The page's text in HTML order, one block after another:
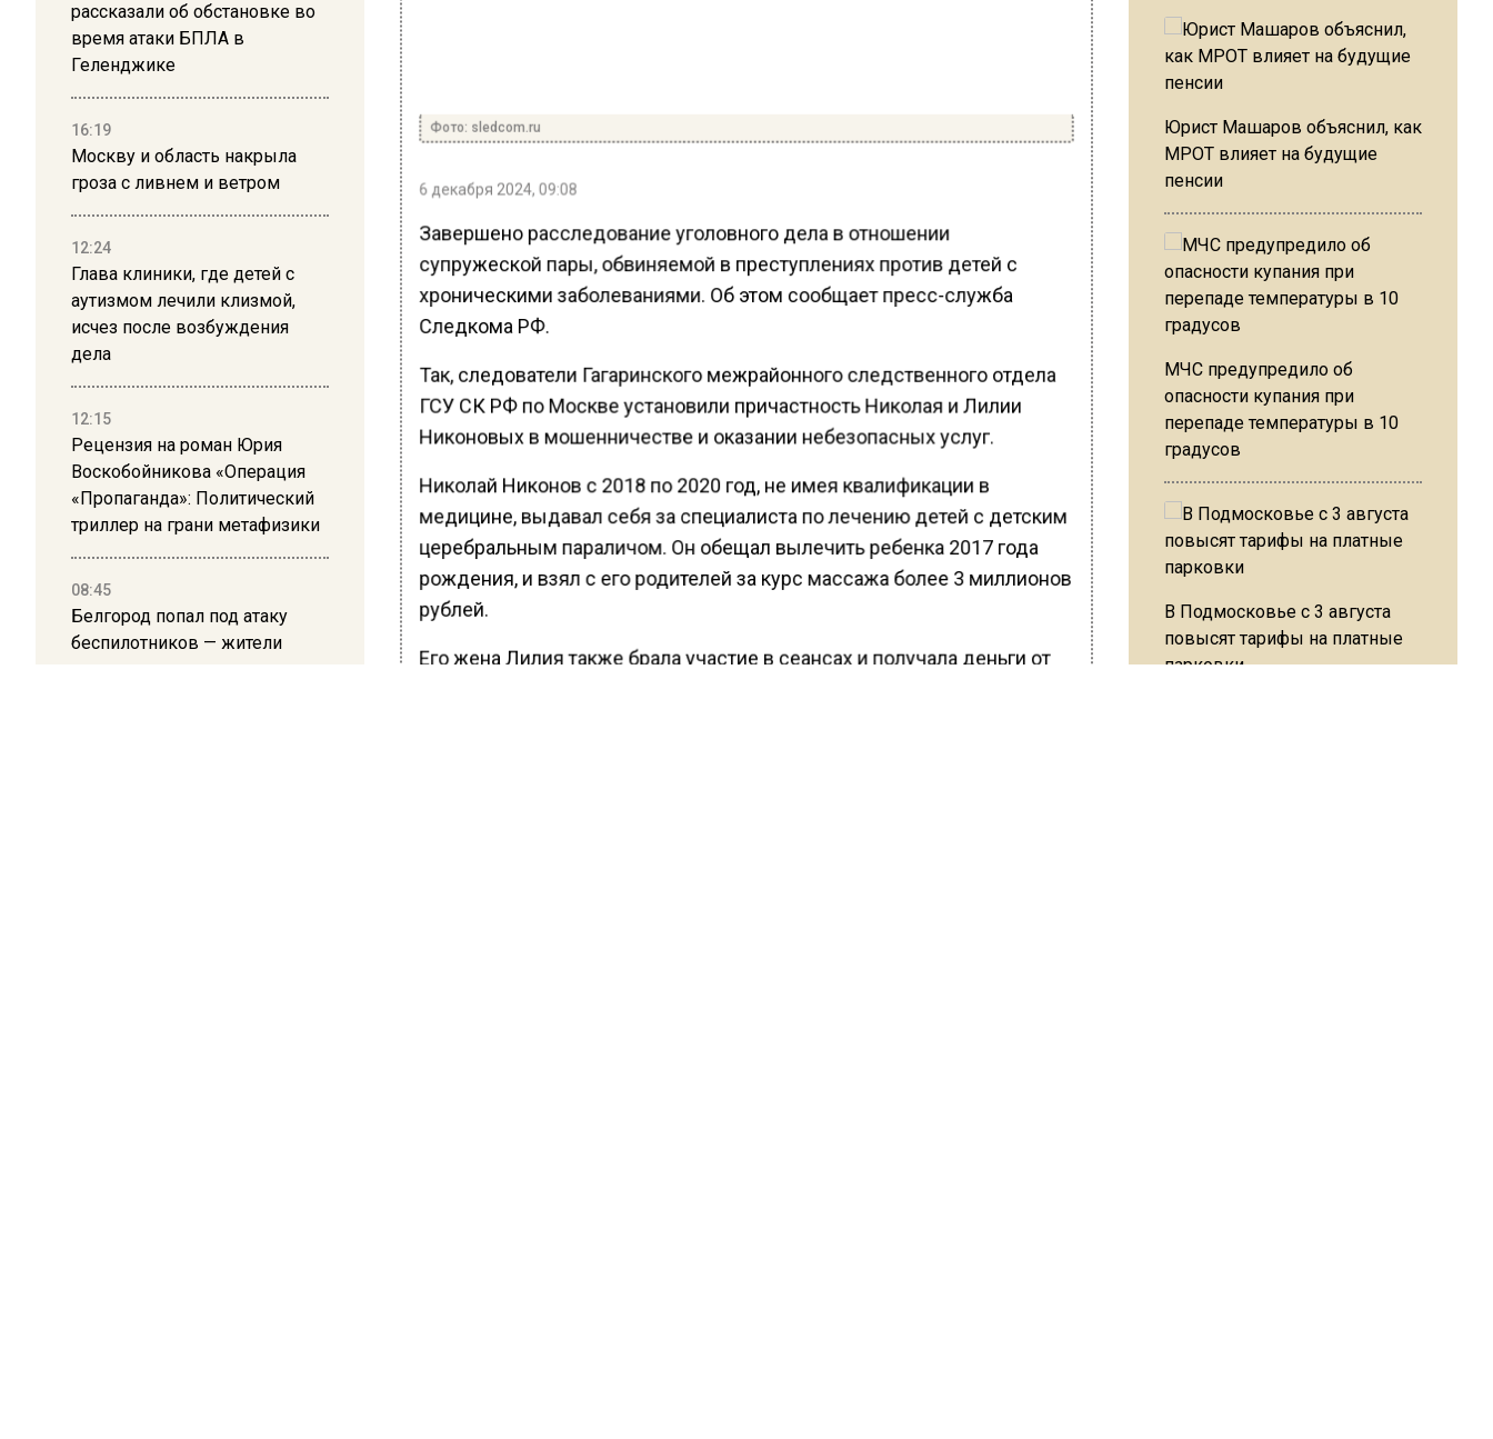
рассказали об обстановке во
время атаки БПЛА в
Геленджике
16:19
Москву и область накрыла
гроза с ливнем и ветром
12:24
Глава клиники, где детей с
аутизмом лечили клизмой,
исчез после возбуждения
дела
12:15
Рецензия на роман Юрия
Воскобойникова «Операция
«Пропаганда»: Политический
триллер на грани метафизики
08:45
Белгород попал под атаку
беспилотников — жители
Фото: sledcom.ru
6 декабря 2024, 09:08
Завершено расследование уголовного дела в отношении
супружеской пары, обвиняемой в преступлениях против детей с
хроническими заболеваниями. Об этом сообщает пресс-служба
Следкома РФ.
Так, следователи Гагаринского межрайонного следственного отдела
ГСУ СК РФ по Москве установили причастность Николая и Лилии
Никоновых в мошенничестве и оказании небезопасных услуг.
Николай Никонов с 2018 по 2020 год, не имея квалификации в
медицине, выдавал себя за специалиста по лечению детей с детским
церебральным параличом. Он обещал вылечить ребенка 2017 года
рождения, и взял с его родителей за курс массажа более 3 миллионов
рублей.
Его жена Лилия также брала участие в сеансах и получала деньги от
Юрист Машаров объяснил, как
МРОТ влияет на будущие
пенсии
МЧС предупредило об
опасности купания при
перепаде температуры в 10
градусов
В Подмосковье с 3 августа
повысят тарифы на платные
парковки